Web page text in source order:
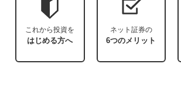
これから投資を
はじめる方へ
ネット証券の
6つのメリット